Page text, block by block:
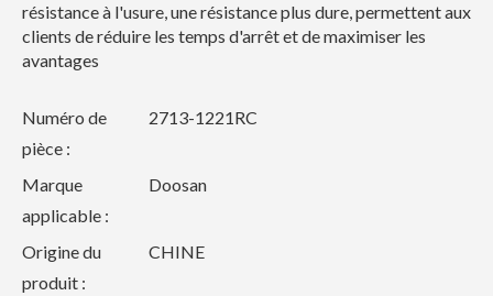
résistance à l'usure, une résistance plus dure, permettent aux
clients de réduire les temps d'arrêt et de maximiser les
avantages
Numéro de
pièce :
2713-1221RC
Marque
applicable :
Doosan
Origine du
produit :
CHINE